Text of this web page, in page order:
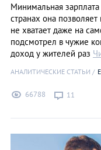
Минимальная
странах она
не хватает даже на
подсмотрел в чужие
доход у жителей раз
АНАЛИТИЧЕСКИЕ СТАТЬИ
66788 11